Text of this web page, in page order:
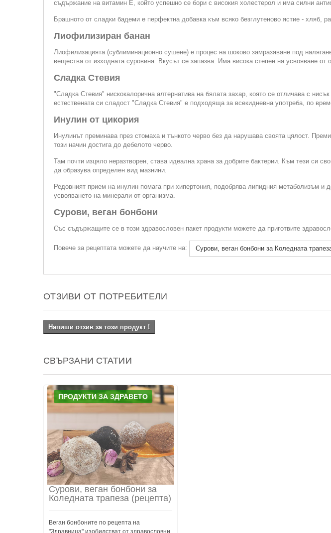
съдържание на витамин Е, който успешно се бори с високия холестерол и има силни
Брашното от сладки бадеми e перфектна добавка към всяко безглутеново ястие - хляб,
Лиофилизиран банан
Лиофилизацията (сублиминационно сушене) е процес на шоково замразяване под
вещества от изходната суровина. Вкусът се запазва. Има висока степен на усвояване от
Сладка Стевия
"Сладка Стевия" нискокалорична алтернатива на бялата захар, която се отличава с
естествената си сладост "Сладка Стевия" е подходяща за всекидневна употреба, по
Инулин от цикория
Инулинът преминава през стомаха и тънкото черво без да нарушава своята цялост.
този начин достига до дебелото черво.
Там почти изцяло неразтворен, става идеална храна за добрите бактерии. Към тези си
да образува определен вид мазнини.
Редовният прием на инулин помага при хипертония, подобрява липидния метаболизъм и
усвояването на минерали от организма.
Сурови, веган бонбони
Със съдържащите се в този здравословен пакет продукти можете да приготвите
Повече за рецептата можете да научите на: Сурови, веган бонбони за Коледната
ОТЗИВИ ОТ ПОТРЕБИТЕЛИ
Напиши отзив за този продукт !
СВЪРЗАНИ СТАТИИ
ПРОДУКТИ ЗА ЗДРАВЕТО
Сурови, веган бонбони за
Коледната трапеза (рецепта)
Веган бонбоните по рецепта на
"Здравница" изобилстват от здравословни